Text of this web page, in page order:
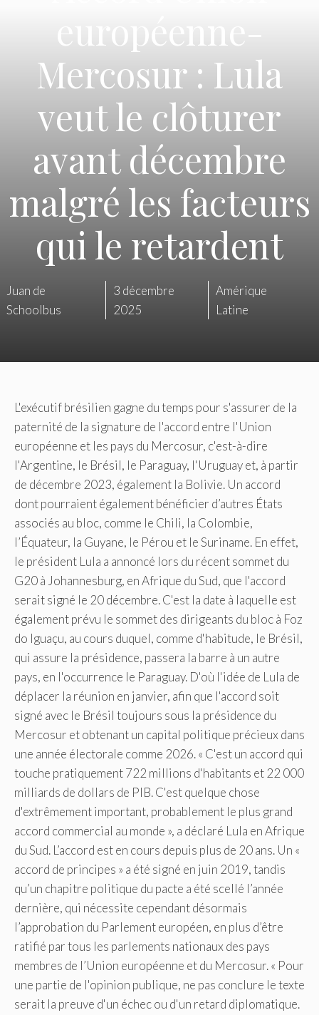
européenne-
Mercosur : Lula
veut le clôturer
avant décembre
malgré les facteurs
qui le retardent
Juan de
Schoolbus
3 décembre
2025
Amérique
Latine
L'exécutif brésilien gagne du temps pour s'assurer de la
paternité de la signature de l'accord entre l'Union
européenne et les pays du Mercosur, c'est-à-dire
l'Argentine, le Brésil, le Paraguay, l'Uruguay et, à partir
de décembre 2023, également la Bolivie. Un accord
dont pourraient également bénéficier d’autres États
associés au bloc, comme le Chili, la Colombie,
l’Équateur, la Guyane, le Pérou et le Suriname. En effet,
le président Lula a annoncé lors du récent sommet du
G20 à Johannesburg, en Afrique du Sud, que l'accord
serait signé le 20 décembre. C'est la date à laquelle est
également prévu le sommet des dirigeants du bloc à Foz
do Iguaçu, au cours duquel, comme d'habitude, le Brésil,
qui assure la présidence, passera la barre à un autre
pays, en l'occurrence le Paraguay. D'où l'idée de Lula de
déplacer la réunion en janvier, afin que l'accord soit
signé avec le Brésil toujours sous la présidence du
Mercosur et obtenant un capital politique précieux dans
une année électorale comme 2026. « C'est un accord qui
touche pratiquement 722 millions d'habitants et 22 000
milliards de dollars de PIB. C'est quelque chose
d'extrêmement important, probablement le plus grand
accord commercial au monde », a déclaré Lula en Afrique
du Sud. L’accord est en cours depuis plus de 20 ans. Un «
accord de principes » a été signé en juin 2019, tandis
qu’un chapitre politique du pacte a été scellé l’année
dernière, qui nécessite cependant désormais
l’approbation du Parlement européen, en plus d’être
ratifié par tous les parlements nationaux des pays
membres de l’Union européenne et du Mercosur. « Pour
une partie de l'opinion publique, ne pas conclure le texte
serait la preuve d'un échec ou d'un retard diplomatique.